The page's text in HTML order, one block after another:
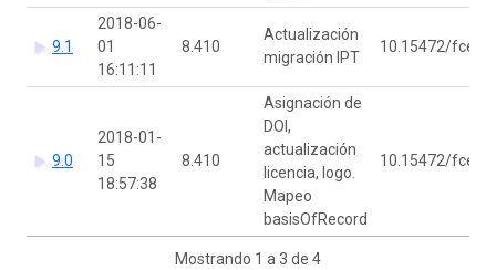
9.1
2018-06-
01
16:11:11
8.410
Actualización
migración IPT
10.15472/
9.0
2018-01-
15
18:57:38
8.410
Asignación de
DOI,
actualización
licencia, logo.
Mapeo
basisOfRecord
10.15472/
Mostrando 1 a 3 de 4